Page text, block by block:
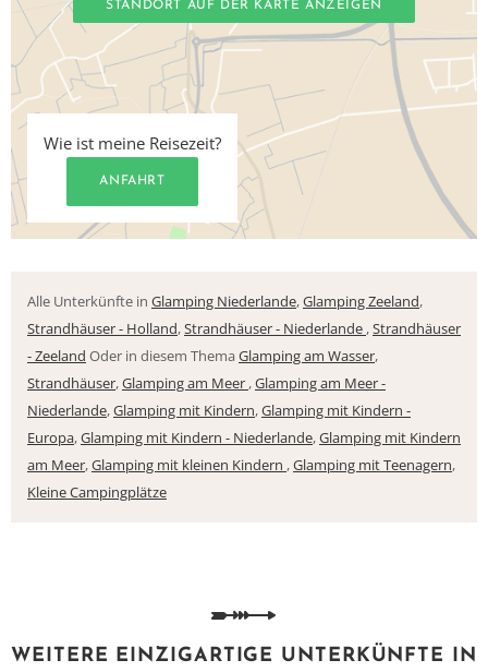
STANDORT AUF DER KARTE ANZEIGEN
Wie ist meine Reisezeit?
ANFAHRT
Alle Unterkünfte in Glamping Niederlande,Glamping Zeeland,
Strandhäuser - Holland,Strandhäuser - Niederlande ,Strandhäuser
- Zeeland Oder in diesem ThemaGlamping am Wasser,
Strandhäuser,Glamping am Meer ,Glamping am Meer -
Niederlande,Glamping mit Kindern,Glamping mit Kindern -
Europa,Glamping mit Kindern - Niederlande,Glamping mit Kindern
am Meer,Glamping mit kleinen Kindern ,Glamping mit Teenagern,
Kleine Campingplätze
WEITERE EINZIGARTIGE UNTERKÜNFTE IN